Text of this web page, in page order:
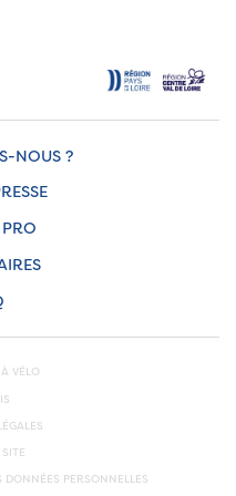
NOUS ?
PRO
VÉLO
PERSONNELLES